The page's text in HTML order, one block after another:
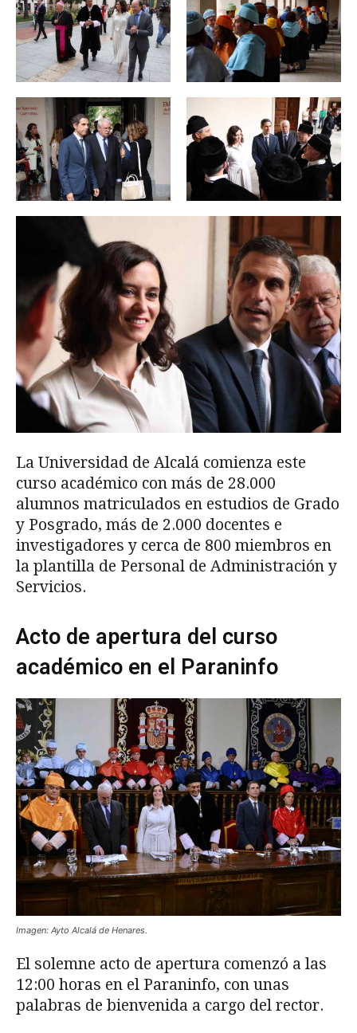
La Universidad de Alcalá comienza este
curso académico con más de 28.000
alumnos matriculados en estudios de Grado
y Posgrado, más de 2.000 docentes e
investigadores y cerca de 800 miembros en
la plantilla de Personal de Administración y
Servicios.
Acto de apertura del curso
académico en el Paraninfo
Imagen: Ayto Alcalá de Henares.
El solemne acto de apertura comenzó a las
12:00 horas en el Paraninfo, con unas
palabras de bienvenida a cargo del rector.